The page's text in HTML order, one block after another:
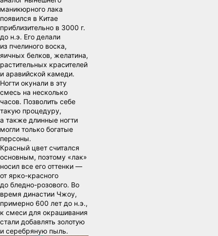
маникюрного лака
появился в Китае
приблизительно в 3000 г.
до н.э. Его делали
из пчелиного воска,
яичных белков, желатина,
растительных красителей
и аравийской камеди.
Ногти окунали в эту
смесь на несколько
часов. Позволить себе
такую процедуру,
а также длинные ногти
могли только богатые
персоны.
Красный цвет считался
основным, поэтому «лак»
носил все его оттенки —
от ярко-красного
до бледно-розового. Во
время династии Чжоу,
примерно 600 лет до н.э.,
к смеси для окрашивания
стали добавлять золотую
и серебряную пыль.